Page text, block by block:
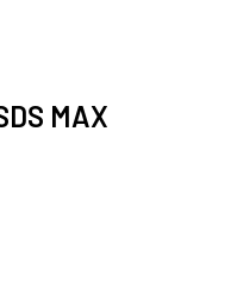
MAX